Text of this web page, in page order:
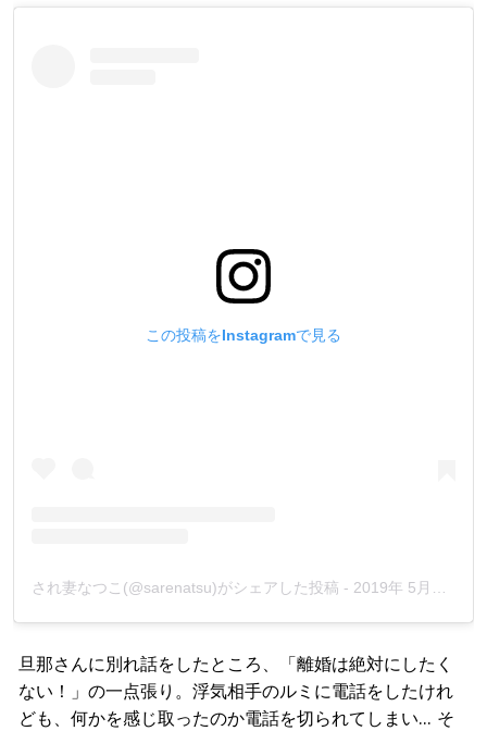
この投稿をInstagramで見る
され妻なつこ(@sarenatsu)がシェアした投稿 - 2019年 5月月24日午前8時30分PDT
旦那さんに別れ話をしたところ、「離婚は絶対にしたく
ない！」の一点張り。浮気相手のルミに電話をしたけれ
ども、何かを感じ取ったのか電話を切られてしまい… そ